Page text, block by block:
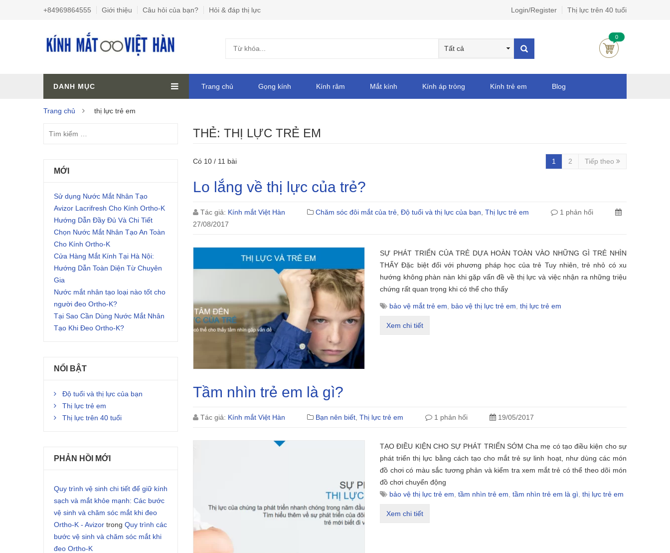
+84969864555 Giới thiệu Câu hỏi của bạn? Hỏi & đáp thị lực Login/Register Thị lực trên 40 tuổi
0
DANH MỤC Trang chủ Gọng kính Kính râm Mắt kính Kính áp tròng Kính trẻ em Blog
Trang chủ thị lực trẻ em
THẺ: THỊ LỰC TRẺ EM
Có 10 / 11 bài 1 2 Tiếp theo
Lo lắng về thị lực của trẻ?
Tác giả: Kính mắt Việt Hàn Chăm sóc đôi mắt của trẻ Độ tuổi và thị lực của bạn Thị lực trẻ em
1 phản hối
27/08/2017
SỰ PHÁT TRIỂN CỦA TRẺ DỰA HOÀN TOÀN VÀO NHỮNG GÌ TRẺ NHÌN
THẤY Đặc biệt đối với phương pháp học của trẻ Tuy nhiên, trẻ nhỏ có xu
hướng không phàn nàn khi gặp vấn đề về thị lực và việc nhận ra những triệu
chứng rất quan trọng khi có thể cho thấy
bảo vệ mắt trẻ em bảo vệ thị lực trẻ em thị lực trẻ em
Xem chi tiết
Tầm nhìn trẻ em là gì?
Tác giả: Kính mắt Việt Hàn Bạn nên biết Thị lực trẻ em 1 phản hối 19/05/2017
TẠO ĐIỀU KIỆN CHO SỰ PHÁT TRIỂN SỚM Cha mẹ có tạo điều kiện cho sự
phát triển thị lực bằng cách tạo cho mắt trẻ sự linh hoạt, như dùng các món
đồ chơi có màu sắc tương phản và kiểm tra xem mắt trẻ có thể theo dõi món
đồ chơi chuyển động
bảo vệ thị lực trẻ em tầm nhìn trẻ em tầm nhìn trẻ em là gì thị lực trẻ em
Xem chi tiết
MỚI
Sử dụng Nước Mắt Nhân Tạo
Avizor Lacrifresh Cho Kính Ortho-K
Hướng Dẫn Đầy Đủ Và Chi Tiết
Chọn Nước Mắt Nhân Tạo An Toàn
Cho Kính Ortho-K
Cửa Hàng Mắt Kính Tại Hà Nội:
Hướng Dẫn Toàn Diện Từ Chuyên
Gia
Nước mắt nhân tạo loại nào tốt cho
người đeo Ortho-K?
Tại Sao Cần Dùng Nước Mắt Nhân
Tạo Khi Đeo Ortho-K?
NỔI BẬT
Độ tuổi và thị lực của bạn
Thị lực trẻ em
Thị lực trên 40 tuổi
PHẢN HỒI MỚI
Quy trình vệ sinh chi tiết để giữ kính
sạch và mắt khỏe mạnh: Các bước
vệ sinh và chăm sóc mắt khi đeo
Ortho-K - Avizor trong Quy trình các
bước vệ sinh và chăm sóc mắt khi
đeo Ortho-K